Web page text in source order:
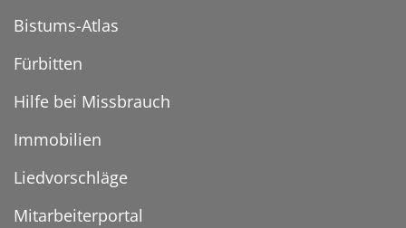
Bistums-Atlas
Fürbitten
Hilfe bei Missbrauch
Immobilien
Liedvorschläge
Mitarbeiterportal